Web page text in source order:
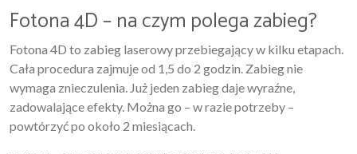
Fotona 4D – na czym polega zabieg?
Fotona 4D to zabieg laserowy przebiegający w kilku etapach.
Cała procedura zajmuje od 1,5 do 2 godzin. Zabieg nie
wymaga znieczulenia. Już jeden zabieg daje wyraźne,
zadowalające efekty. Można go – w razie potrzeby –
powtórzyć po około 2 miesiącach.